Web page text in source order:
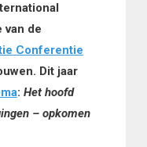
van de
Conferentie
Dit jaar
: Het hoofd
– opkomen